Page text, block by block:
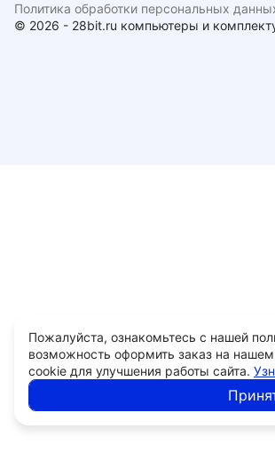
© 2026 - 28bit.ru компьютеры и
Политика обработки персональных
Пожалуйста, ознакомьтесь с нашей
возможность оформить заказ на
cookie для улучшения работы сайта.